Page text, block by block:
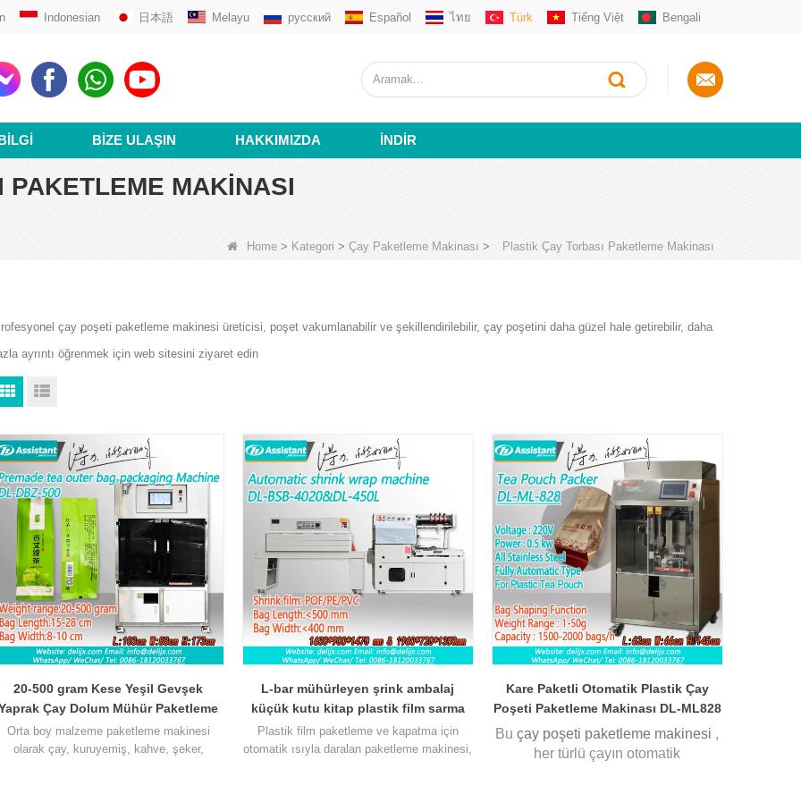
Indonesian 日本語 Melayu русский Español ไทย Türk Tiếng Việt Bengali
BIZE ULAŞIN HAKKIMIZDA İNDIR
PAKETLEME MAKINASI
Home > Kategori > Çay Paketleme Makinası > Plastik Çay Torbası Paketleme Makinası
çay poşeti paketleme makinesi üreticisi, poşet vakumlanabilir ve şekillendirilebilir, çay poşetini daha güzel hale getirebilir, daha
ayrıntı öğrenmek için web sitesini ziyaret edin
20-500 gram Kese Yeşil Gevşek
Çay Dolum Mühür Paketleme
Makinesi DL-DBZ-500
Orta boy malzeme paketleme makinesi
olarak çay, kuruyemiş, kahve, şeker,
L-bar mühürleyen şrink ambalaj
küçük kutu kitap plastik film sarma
ısıyla daralan paketleme makinesi DL-
450L&DL-BSB-4020
Plastik film paketleme ve kapatma için
otomatik ısıyla daralan paketleme makinesi,
Kare Paketli Otomatik Plastik Çay
Poşeti Paketleme Makinası DL-ML828
Buçay poşeti paketleme makinesi ,
her türlü çayın otomatik